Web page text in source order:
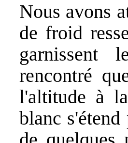
Nous avons
de froid
garnissent
rencontré
l'altitude à
blanc